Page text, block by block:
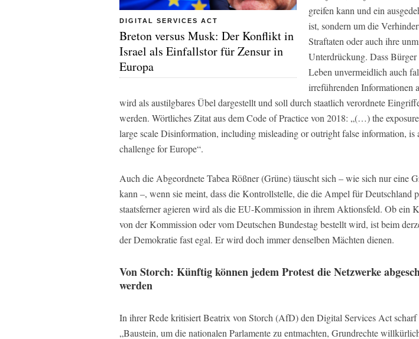
DIGITAL SERVICES ACT
Breton versus Musk: Der Konflikt in
Israel als Einfallstor für Zensur in
Europa
greifen kann und ein
ist, sondern um die
Straftaten oder auch ihre
Unterdrückung. Dass
Leben unvermeidlich auch
irreführenden Informationen
wird als austilgbares Übel dargestellt und soll durch staatlich verordnete
werden. Wörtliches Zitat aus dem Code of Practice von 2018: „(…) the
large scale Disinformation, including misleading or outright false information, is
challenge for Europe“.
Auch die Abgeordnete Tabea Rößner (Grüne) täuscht sich – wie sich nur eine
kann –, wenn sie meint, dass die Kontrollstelle, die die Ampel für Deutschland
staatsferner agieren wird als die EU-Kommission in ihrem Aktionsfeld. Ob ein
von der Kommission oder vom Deutschen Bundestag bestellt wird, ist beim
der Demokratie fast egal. Er wird doch immer denselben Mächten dienen.
Von Storch: Künftig können jedem Protest die Netzwerke
werden
In ihrer Rede kritisiert Beatrix von Storch (AfD) den Digital Services Act scharf
„Baustein, um die nationalen Parlamente zu entmachten, Grundrechte